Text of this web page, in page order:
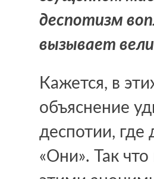
деспотизм
вызывает
Кажется, в
объяснение
деспотии, где
«Они». Так